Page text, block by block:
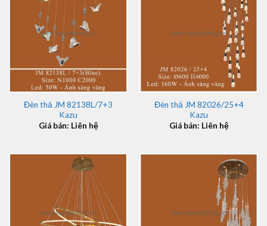
Đèn thả JM 82138L/7+3
Kazu
Giá bán: Liên hệ
Đèn thả JM 82026/25+4
Kazu
Giá bán: Liên hệ